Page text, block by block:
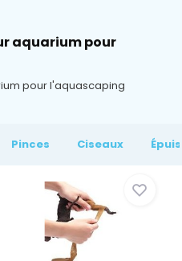
aquarium pour
pour l'aquascaping
Pinces Ciseaux